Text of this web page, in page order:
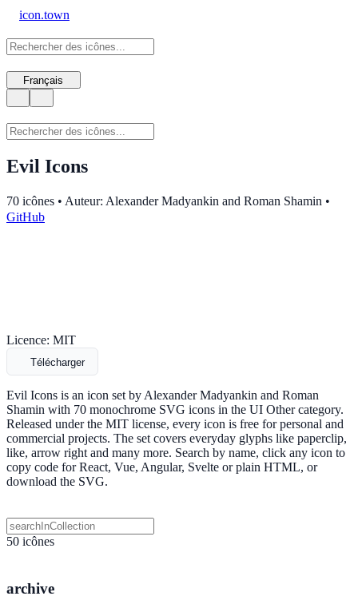
icon.town
Français
Evil Icons
70 icônes • Auteur: Alexander Madyankin and Roman Shamin •
GitHub
Licence: MIT
Télécharger
Evil Icons is an icon set by Alexander Madyankin and Roman
Shamin with 70 monochrome SVG icons in the UI Other category.
Released under the MIT license, every icon is free for personal and
commercial projects. The set covers everyday glyphs like paperclip,
like, arrow right and many more. Search by name, click any icon to
copy code for React, Vue, Angular, Svelte or plain HTML, or
download the SVG.
50 icônes
archive